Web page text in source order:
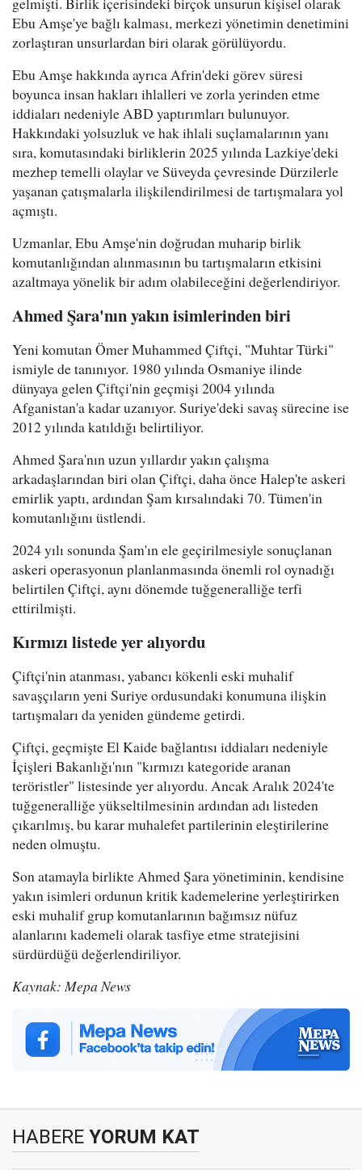
Ebu Amşe'ye bağlı kalması, merkezi yönetimin denetimini
zorlaştıran unsurlardan biri olarak görülüyordu.
Ebu Amşe hakkında ayrıca Afrin'deki görev süresi
boyunca insan hakları ihlalleri ve zorla yerinden etme
iddiaları nedeniyle ABD yaptırımları bulunuyor.
Hakkındaki yolsuzluk ve hak ihlali suçlamalarının yanı
sıra, komutasındaki birliklerin 2025 yılında Lazkiye'deki
mezhep temelli olaylar ve Süveyda çevresinde Dürzilerle
yaşanan çatışmalarla ilişkilendirilmesi de tartışmalara yol
açmıştı.
Uzmanlar, Ebu Amşe'nin doğrudan muharip birlik
komutanlığından alınmasının bu tartışmaların etkisini
azaltmaya yönelik bir adım olabileceğini değerlendiriyor.
Ahmed Şara'nın yakın isimlerinden biri
Yeni komutan Ömer Muhammed Çiftçi, "Muhtar Türki"
ismiyle de tanınıyor. 1980 yılında Osmaniye ilinde
dünyaya gelen Çiftçi'nin geçmişi 2004 yılında
Afganistan'a kadar uzanıyor. Suriye'deki savaş sürecine ise
2012 yılında katıldığı belirtiliyor.
Ahmed Şara'nın uzun yıllardır yakın çalışma
arkadaşlarından biri olan Çiftçi, daha önce Halep'te askeri
emirlik yaptı, ardından Şam kırsalındaki 70. Tümen'in
komutanlığını üstlendi.
2024 yılı sonunda Şam'ın ele geçirilmesiyle sonuçlanan
askeri operasyonun planlanmasında önemli rol oynadığı
belirtilen Çiftçi, aynı dönemde tuğgeneralliğe terfi
ettirilmişti.
Kırmızı listede yer alıyordu
Çiftçi'nin atanması, yabancı kökenli eski muhalif
savaşçıların yeni Suriye ordusundaki konumuna ilişkin
tartışmaları da yeniden gündeme getirdi.
Çiftçi, geçmişte El Kaide bağlantısı iddiaları nedeniyle
İçişleri Bakanlığı'nın "kırmızı kategoride aranan
teröristler" listesinde yer alıyordu. Ancak Aralık 2024'te
tuğgeneralliğe yükseltilmesinin ardından adı listeden
çıkarılmış, bu karar muhalefet partilerinin eleştirilerine
neden olmuştu.
Son atamayla birlikte Ahmed Şara yönetiminin, kendisine
yakın isimleri ordunun kritik kademelerine yerleştirirken
eski muhalif grup komutanlarının bağımsız nüfuz
alanlarını kademeli olarak tasfiye etme stratejisini
sürdürdüğü değerlendiriliyor.
Kaynak: Mepa News
HABERE YORUM KAT